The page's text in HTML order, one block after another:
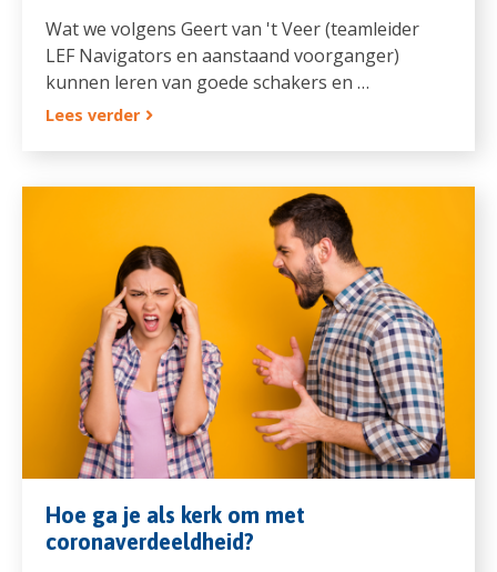
Wat we volgens Geert van 't Veer (teamleider
LEF Navigators en aanstaand voorganger)
kunnen leren van goede schakers en …
Lees verder
Hoe ga je als kerk om met
coronaverdeeldheid?